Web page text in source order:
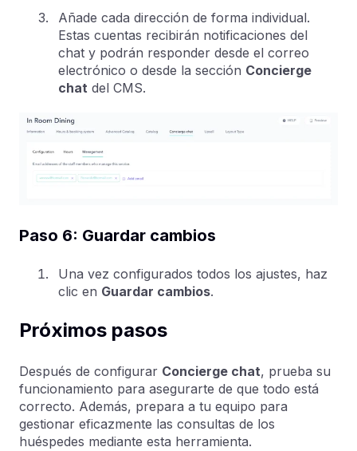
Añade cada dirección de forma individual.
Estas cuentas recibirán notificaciones del
chat y podrán responder desde el correo
electrónico o desde la sección Concierge
chat del CMS.
Paso 6: Guardar cambios
Una vez configurados todos los ajustes, haz
clic en Guardar cambios.
Próximos pasos
Después de configurar Concierge chat, prueba su
funcionamiento para asegurarte de que todo está
correcto. Además, prepara a tu equipo para
gestionar eficazmente las consultas de los
huéspedes mediante esta herramienta.